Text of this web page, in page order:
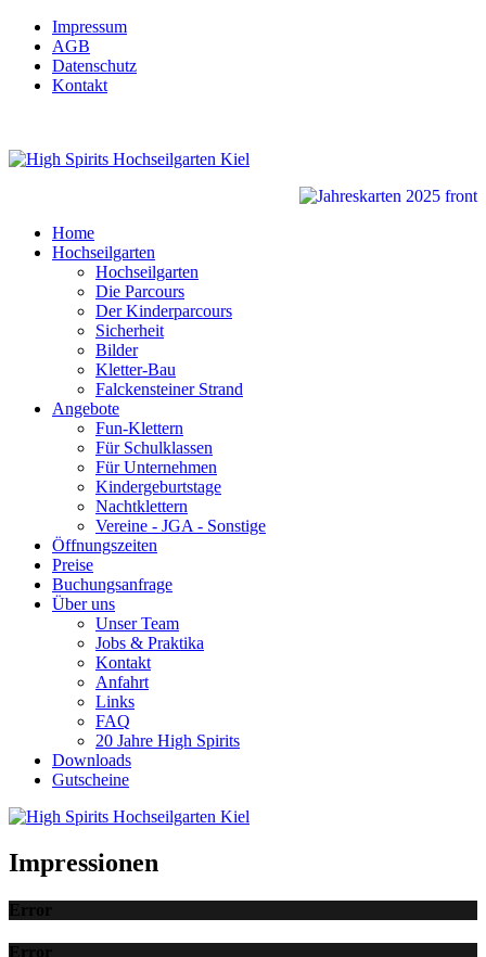
Impressum
AGB
Datenschutz
Kontakt
Home
Hochseilgarten
Hochseilgarten
Die Parcours
Der Kinderparcours
Sicherheit
Bilder
Kletter-Bau
Falckensteiner Strand
Angebote
Fun-Klettern
Für Schulklassen
Für Unternehmen
Kindergeburtstage
Nachtklettern
Vereine - JGA - Sonstige
Öffnungszeiten
Preise
Buchungsanfrage
Über uns
Unser Team
Jobs & Praktika
Kontakt
Anfahrt
Links
FAQ
20 Jahre High Spirits
Downloads
Gutscheine
Impressionen
Error
Error